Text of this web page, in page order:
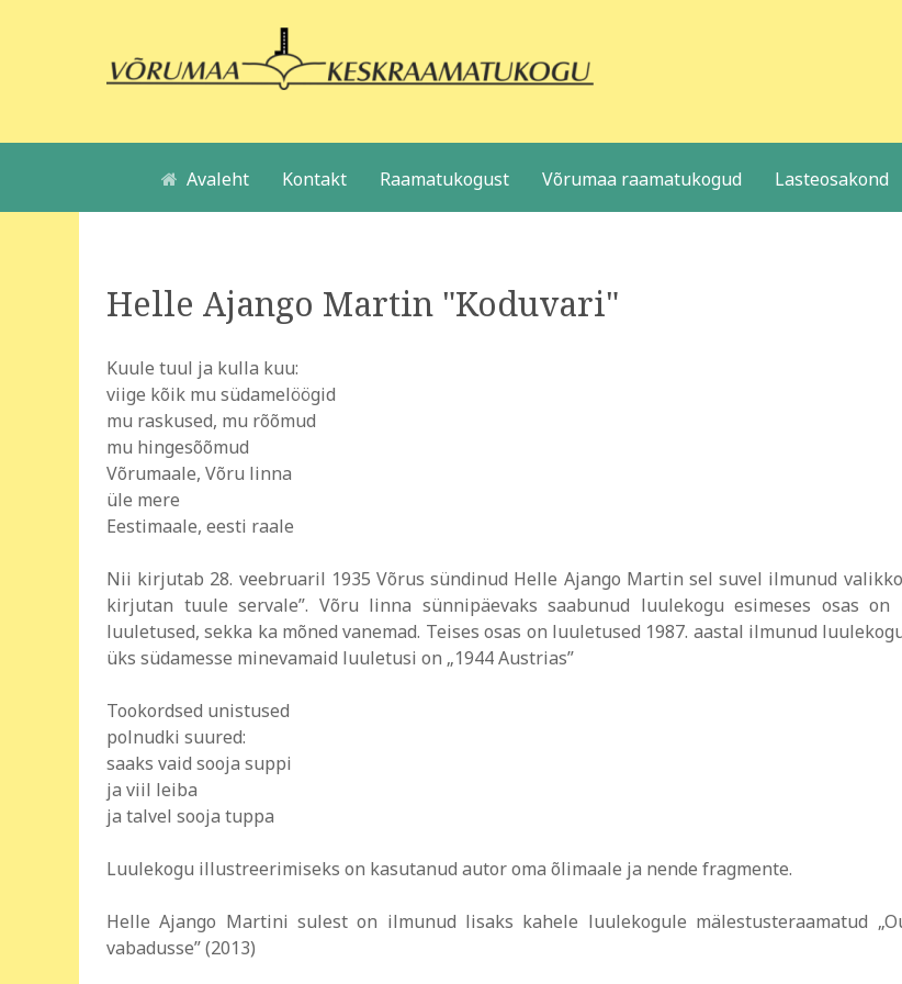
Avaleht Kontakt Raamatukogust Võrumaa raamatukogud Lasteosakond
Helle Ajango Martin "Koduvari"
Kuule tuul ja kulla kuu:
viige kõik mu südamelöögid
mu raskused, mu rõõmud
mu hingesõõmud
Võrumaale, Võru linna
üle mere
Eestimaale, eesti raale
Nii kirjutab 28. veebruaril 1935 Võrus sündinud Helle Ajango Martin sel suvel ilmunud
kirjutan tuule servale”. Võru linna sünnipäevaks saabunud luulekogu esimeses osas on
luuletused, sekka ka mõned vanemad. Teises osas on luuletused 1987. aastal ilmunud
üks südamesse minevamaid luuletusi on „1944 Austrias”
Tookordsed unistused
polnudki suured:
saaks vaid sooja suppi
ja viil leiba
ja talvel sooja tuppa
Luulekogu illustreerimiseks on kasutanud autor oma õlimaale ja nende fragmente.
Helle Ajango Martini sulest on ilmunud lisaks kahele luulekogule mälestusteraamatud
vabadusse” (2013)